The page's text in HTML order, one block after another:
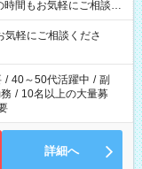
軽にご相談くださ
/ 40～50代活躍中 / 副
/ 10名以上の大量募
詳細へ